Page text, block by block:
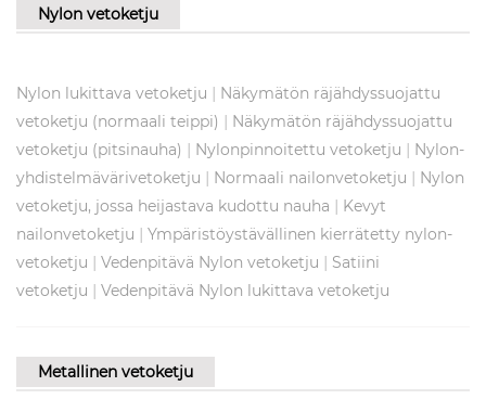
Nylon vetoketju
Nylon lukittava vetoketju | Näkymätön räjähdyssuojattu
vetoketju (normaali teippi) | Näkymätön räjähdyssuojattu
vetoketju (pitsinauha) | Nylonpinnoitettu vetoketju | Nylon-
yhdistelmävärivetoketju | Normaali nailonvetoketju | Nylon
vetoketju, jossa heijastava kudottu nauha | Kevyt
nailonvetoketju | Ympäristöystävällinen kierrätetty nylon-
vetoketju | Vedenpitävä Nylon vetoketju | Satiini
vetoketju | Vedenpitävä Nylon lukittava vetoketju
Metallinen vetoketju